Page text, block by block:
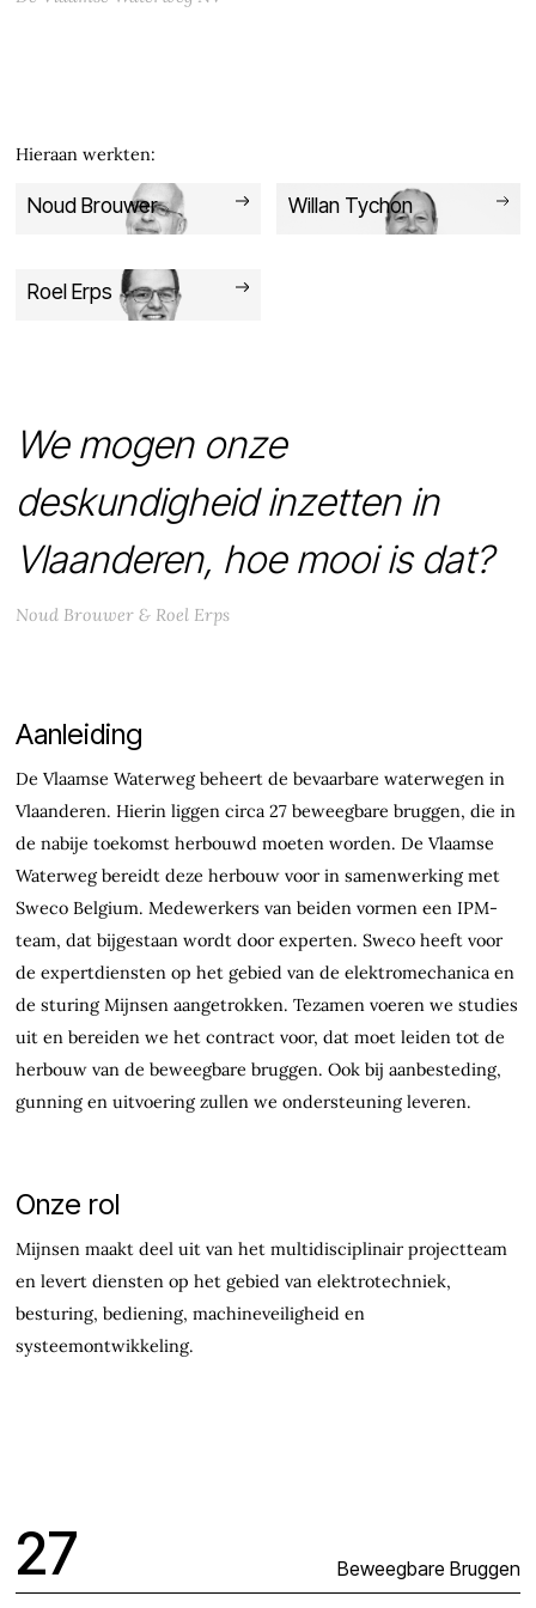
Hieraan werkten:
Noud Brouwer Willan Tychon
Roel Erps
We mogen onze
deskundigheid inzetten in
Vlaanderen, hoe mooi is dat?
Noud Brouwer & Roel Erps
Aanleiding
De Vlaamse Waterweg beheert de bevaarbare waterwegen in
Vlaanderen. Hierin liggen circa 27 beweegbare bruggen, die in
de nabije toekomst herbouwd moeten worden. De Vlaamse
Waterweg bereidt deze herbouw voor in samenwerking met
Sweco Belgium. Medewerkers van beiden vormen een IPM-
team, dat bijgestaan wordt door experten. Sweco heeft voor
de expertdiensten op het gebied van de elektromechanica en
de sturing Mijnsen aangetrokken. Tezamen voeren we studies
uit en bereiden we het contract voor, dat moet leiden tot de
herbouw van de beweegbare bruggen. Ook bij aanbesteding,
gunning en uitvoering zullen we ondersteuning leveren.
Onze rol
Mijnsen maakt deel uit van het multidisciplinair projectteam
en levert diensten op het gebied van elektrotechniek,
besturing, bediening, machineveiligheid en
systeemontwikkeling.
27 Beweegbare Bruggen